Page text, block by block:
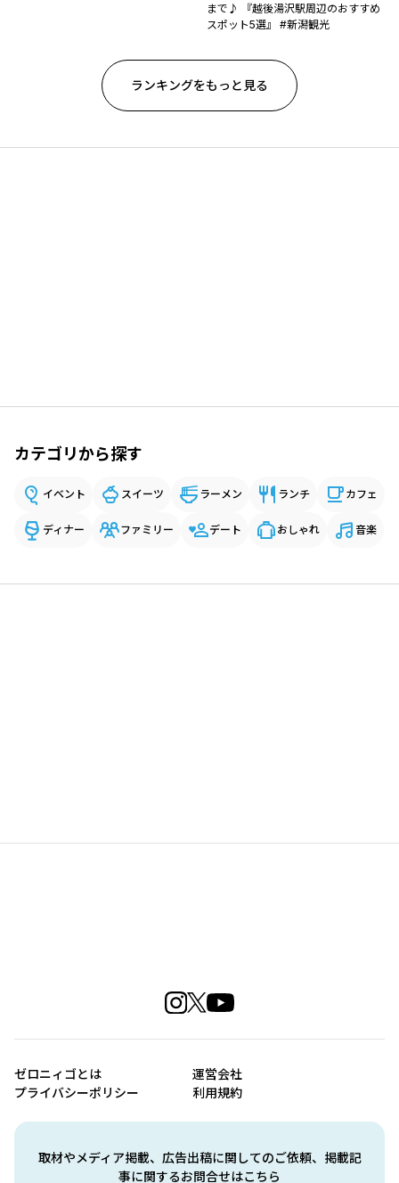
まで♪ 『越後湯沢駅周辺のおすすめ
スポット5選』 #新潟観光
ランキングをもっと見る
カテゴリから探す
イベント スイーツ ラーメン ランチ カフェ
ディナー ファミリー デート おしゃれ 音楽
取材やメディア掲載、広告出稿に関してのご依頼、掲載記
事に関するお問合せはこちら
ゼロニィゴとは
運営会社
プライバシーポリシー
利用規約